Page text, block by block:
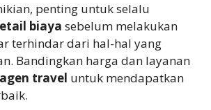
penting untuk selalu
biaya sebelum melakukan
terhindar dari hal-hal yang
Bandingkan harga dan layanan
agen travel untuk mendapatkan